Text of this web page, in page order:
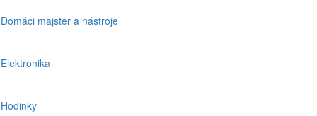
Domáci majster a nástroje
Elektronika
Hodinky